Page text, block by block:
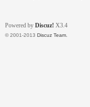
Powered by Discuz! X3.4
© 2001-2013 Discuz Team.